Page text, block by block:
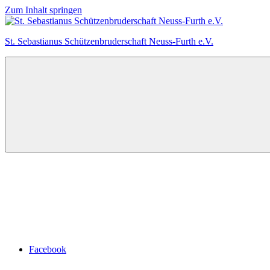
Zum Inhalt springen
St. Sebastianus Schützenbruderschaft Neuss-Furth e.V.
Facebook